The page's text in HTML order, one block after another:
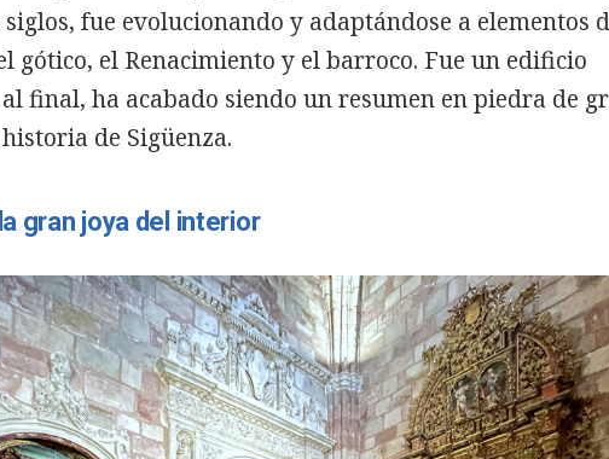
siglos, fue evolucionando y adaptándose a elementos
gótico, el Renacimiento y el barroco. Fue un edificio
final, ha acabado siendo un resumen en piedra de
de Sigüenza.
gran joya del interior